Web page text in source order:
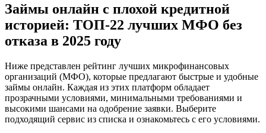
Займы онлайн с плохой кредитной
историей: ТОП-22 лучших МФО без
отказа в 2025 году
Ниже представлен рейтинг лучших микрофинансовых
организаций (МФО), которые предлагают быстрые и удобные
займы онлайн. Каждая из этих платформ обладает
прозрачными условиями, минимальными требованиями и
высокими шансами на одобрение заявки. Выберите
подходящий сервис из списка и ознакомьтесь с его условиями.